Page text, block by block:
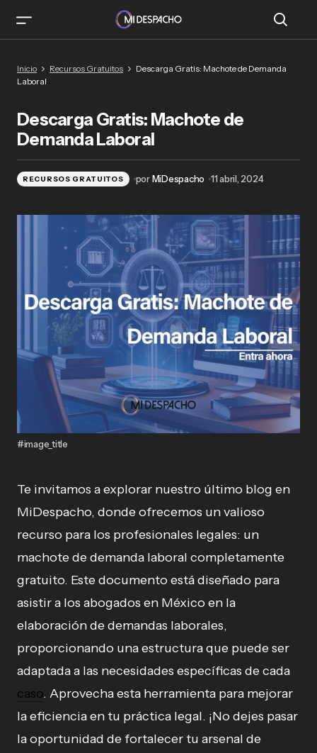
Inicio Recursos Gratuitos
Descarga Gratis: Machote de Demanda
Laboral
Descarga Gratis: Machote de
Demanda Laboral
RECURSOS GRATUITOS porMiDespacho 11 abril, 2024
#image_title
Te invitamos a explorar nuestro último blog en
MiDespacho, donde ofrecemos un valioso
recurso para los profesionales legales: un
machote de demanda laboral completamente
gratuito. Este documento está diseñado para
asistir a los abogados en México en la
elaboración de demandas laborales,
proporcionando una estructura que puede ser
adaptada a las necesidades específicas de cada
caso. Aprovecha esta herramienta para mejorar
la eficiencia en tu práctica legal. ¡No dejes pasar
la oportunidad de fortalecer tu arsenal de